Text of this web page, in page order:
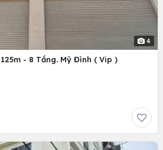
4
- 8 Tầng. Mỹ Đình ( Vip )